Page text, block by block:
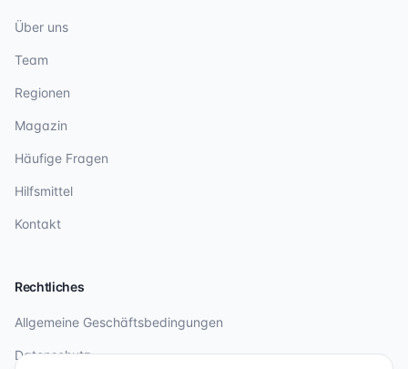
Über uns
Team
Regionen
Magazin
Häufige Fragen
Hilfsmittel
Kontakt
Rechtliches
Allgemeine Geschäftsbedingungen
Datenschutz